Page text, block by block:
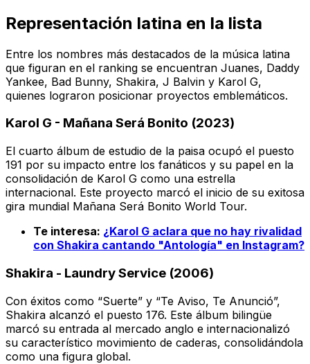
Representación latina en la lista
Entre los nombres más destacados de la música latina
que figuran en el ranking se encuentran Juanes, Daddy
Yankee, Bad Bunny, Shakira, J Balvin y Karol G,
quienes lograron posicionar proyectos emblemáticos.
Karol G - Mañana Será Bonito (2023)
El cuarto álbum de estudio de la paisa ocupó el puesto
191 por su impacto entre los fanáticos y su papel en la
consolidación de Karol G como una estrella
internacional. Este proyecto marcó el inicio de su exitosa
gira mundial Mañana Será Bonito World Tour.
Te interesa: ¿Karol G aclara que no hay rivalidad
con Shakira cantando "Antología" en Instagram?
Shakira - Laundry Service (2006)
Con éxitos como “Suerte” y “Te Aviso, Te Anunció”,
Shakira alcanzó el puesto 176. Este álbum bilingüe
marcó su entrada al mercado anglo e internacionalizó
su característico movimiento de caderas, consolidándola
como una figura global.